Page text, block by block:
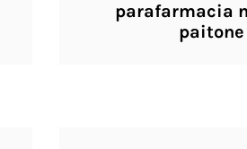
parafarmacia
paitone